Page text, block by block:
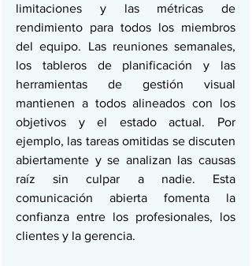
limitaciones y las métricas de
rendimiento para todos los miembros
del equipo. Las reuniones semanales,
los tableros de planificación y las
herramientas de gestión visual
mantienen a todos alineados con los
objetivos y el estado actual. Por
ejemplo, las tareas omitidas se discuten
abiertamente y se analizan las causas
raíz sin culpar a nadie. Esta
comunicación abierta fomenta la
confianza entre los profesionales, los
clientes y la gerencia.